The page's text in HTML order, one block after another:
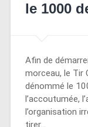
le 1000
Afin de
morceau, le Tir
dénommé le
l’accoutumée,
l’organisation
tirer…